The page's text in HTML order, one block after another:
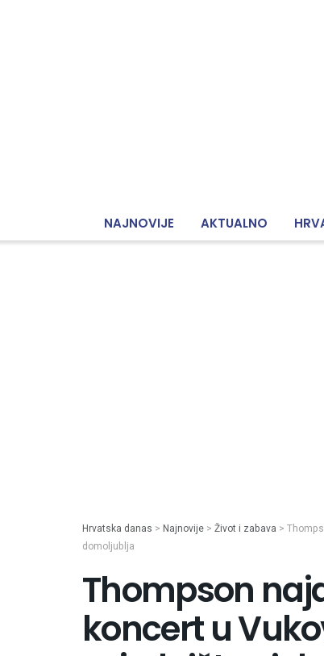
NAJNOVIJE AKTUALNO
Hrvatska danas > Najnovije > Život i zabava >
domoljublja
Thompson
koncert u